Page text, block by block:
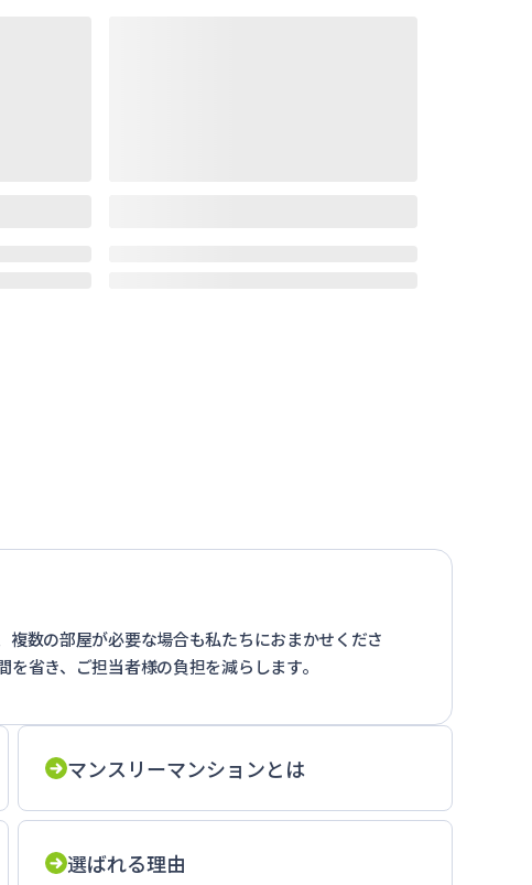
複数の部屋が必要な場合も私たちにおまかせくださ
を省き、ご担当者様の負担を減らします。
マンスリーマンションとは
選ばれる理由